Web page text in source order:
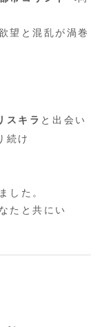
望と混乱が渦巻
スキラ と出会い
続け
した。
たと共にい